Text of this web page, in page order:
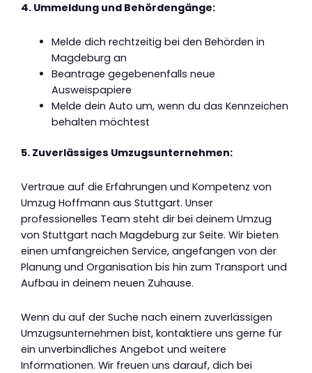
4. Ummeldung und Behördengänge:
Melde dich rechtzeitig bei den Behörden in
Magdeburg an
Beantrage gegebenenfalls neue
Ausweispapiere
Melde dein Auto um, wenn du das Kennzeichen
behalten möchtest
5. Zuverlässiges Umzugsunternehmen:
Vertraue auf die Erfahrungen und Kompetenz von
Umzug Hoffmann aus Stuttgart. Unser
professionelles Team steht dir bei deinem Umzug
von Stuttgart nach Magdeburg zur Seite. Wir bieten
einen umfangreichen Service, angefangen von der
Planung und Organisation bis hin zum Transport und
Aufbau in deinem neuen Zuhause.
Wenn du auf der Suche nach einem zuverlässigen
Umzugsunternehmen bist, kontaktiere uns gerne für
ein unverbindliches Angebot und weitere
Informationen. Wir freuen uns darauf, dich bei